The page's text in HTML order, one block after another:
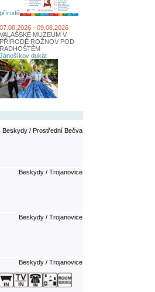
přírodě
07.08.2026 - 09.08.2026
VALAŠSKÉ MUZEUM V
PŘÍRODĚ ROŽNOV POD
RADHOŠTĚM
Jánošíkov dukát
Beskydy / Prostřední Bečva
Beskydy / Trojanovice
Beskydy / Trojanovice
Beskydy / Trojanovice